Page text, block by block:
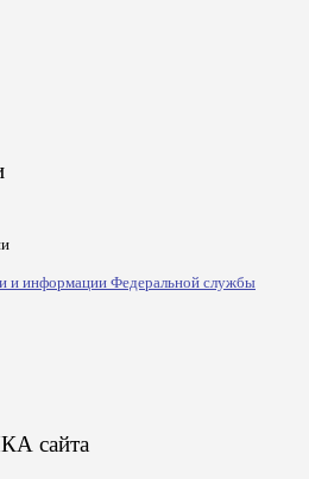
и информации Федеральной службы
сайта